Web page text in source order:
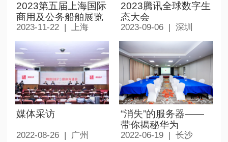
2023第五届上海国际
商用及公务船舶展览
会 达索系统展台
2023-11-22 | 上海
2023腾讯全球数字生
态大会
2023-09-06 | 深圳
媒体采访
2022-08-26 | 广州
“消失”的服务器——
带你揭秘华为
Serverless-长沙站
2022-06-19 | 长沙